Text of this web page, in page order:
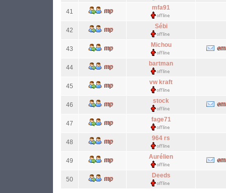
41
mfa91
42
Sébi
43
Michou
44
bartman
45
vw kraft
46
stock
47
fage71
48
964 rs
49
Aurélien
50
Deeds